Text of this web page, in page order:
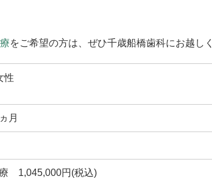
をご希望の方は、ぜひ千歳船橋歯科にお越し
性
月
療 1,045,000円(税込)